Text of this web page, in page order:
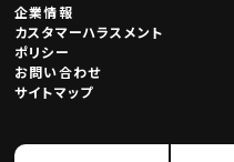
企業情報
カスタマーハラスメント
ポリシー
お問い合わせ
サイトマップ